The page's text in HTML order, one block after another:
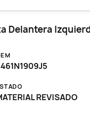
Delantera
REVISADO